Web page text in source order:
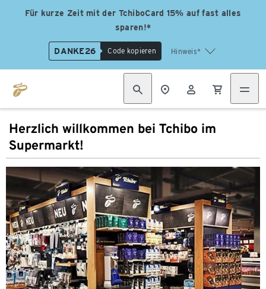
Für kurze Zeit mit der TchiboCard 15% auf fast alles
sparen!*
DANKE26 Code kopieren Hinweis*
Herzlich willkommen bei Tchibo im
Supermarkt!